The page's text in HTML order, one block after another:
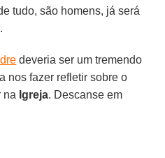
tudo, são homens, já será
deveria ser um tremendo
nos fazer refletir sobre o
na Igreja. Descanse em